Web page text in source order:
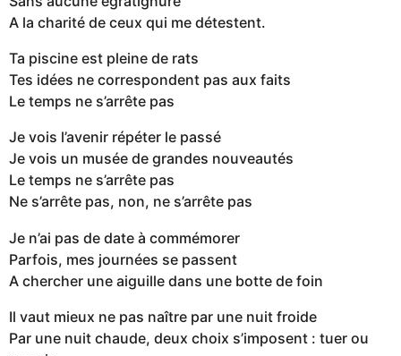
A la charité de ceux qui me détestent.
Ta piscine est pleine de rats
Tes idées ne correspondent pas aux faits
Le temps ne s’arrête pas
Je vois l’avenir répéter le passé
Je vois un musée de grandes nouveautés
Le temps ne s’arrête pas
Ne s’arrête pas, non, ne s’arrête pas
Je n’ai pas de date à commémorer
Parfois, mes journées se passent
A chercher une aiguille dans une botte de foin
Il vaut mieux ne pas naître par une nuit froide
Par une nuit chaude, deux choix s’imposent : tuer ou